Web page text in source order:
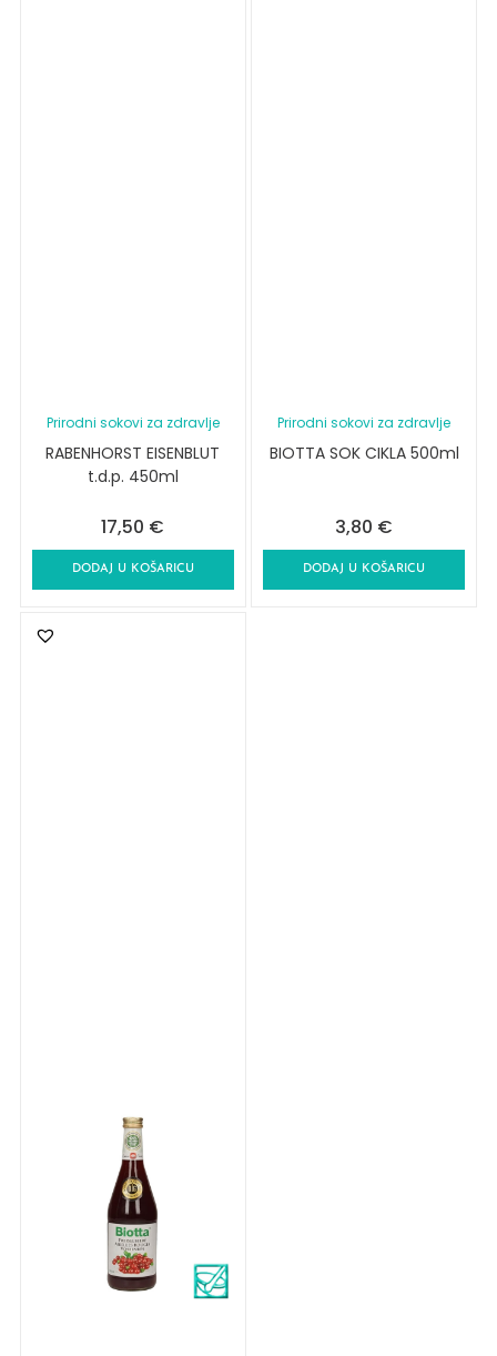
Prirodni sokovi za zdravlje
RABENHORST EISENBLUT
t.d.p. 450ml
17,50 €
DODAJ U KOŠARICU
Prirodni sokovi za zdravlje
BIOTTA SOK CIKLA 500ml
3,80 €
DODAJ U KOŠARICU